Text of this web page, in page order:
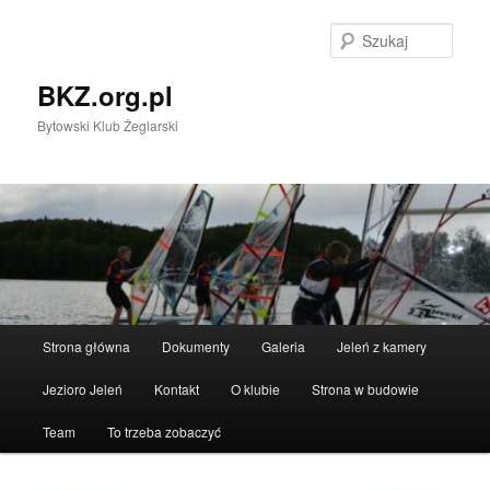
BKZ.org.pl
Bytowski Klub Żeglarski
Strona główna Dokumenty Galeria Jeleń z kamery
Jezioro Jeleń Kontakt O klubie Strona w budowie
Team To trzeba zobaczyć